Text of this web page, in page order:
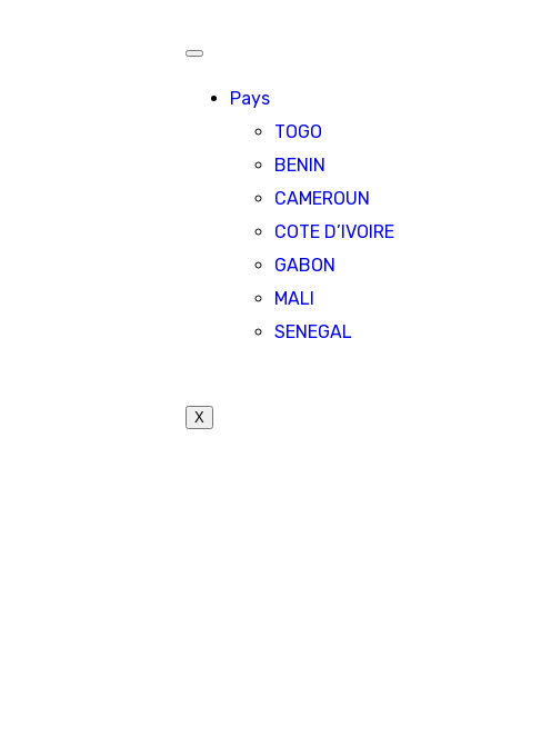
Pays
TOGO
BENIN
CAMEROUN
COTE D’IVOIRE
GABON
MALI
SENEGAL
X